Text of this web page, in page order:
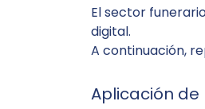
El sector
digital.
A continuación,
Aplicación